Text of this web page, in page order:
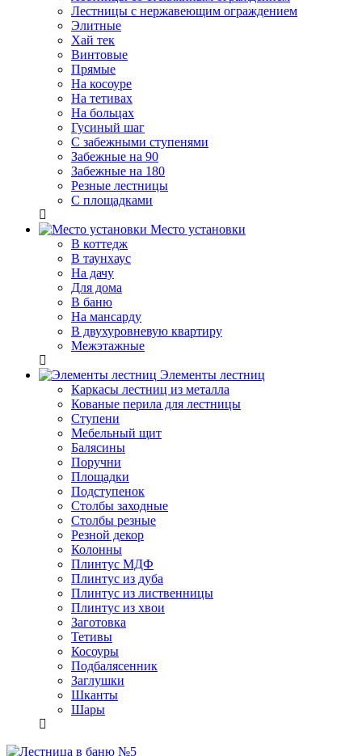
Лестницы с нержавеющим ограждением
Элитные
Хай тек
Винтовые
Прямые
На косоуре
На тетивах
На больцах
Гусиный шаг
С забежными ступенями
Забежные на 90
Забежные на 180
Резные лестницы
С площадками
Место установки
В коттедж
В таунхаус
На дачу
Для дома
В баню
На мансарду
В двухуровневую квартиру
Межэтажные
Элементы лестниц
Каркасы лестниц из металла
Кованые перила для лестницы
Ступени
Мебельный щит
Балясины
Поручни
Площадки
Подступенок
Столбы заходные
Столбы резные
Резной декор
Колонны
Плинтус МДФ
Плинтус из дуба
Плинтус из лиственницы
Плинтус из хвои
Заготовка
Тетивы
Косоуры
Подбалясенник
Заглушки
Шканты
Шары